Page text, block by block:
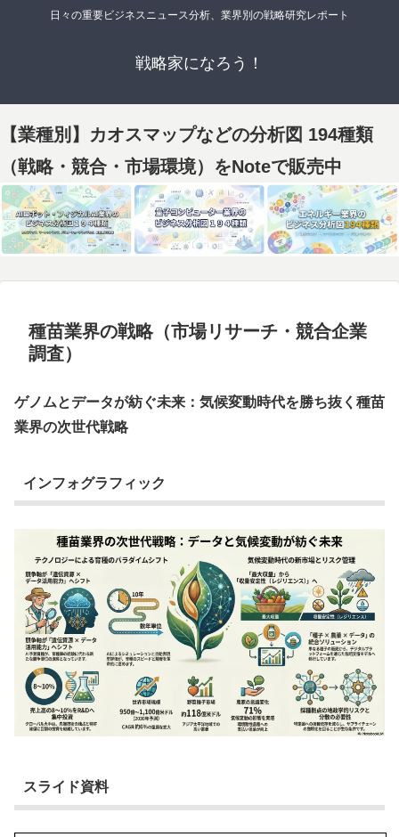
日々の重要ビジネスニュース分析、業界別の戦略研究レポート
戦略家になろう！
【業種別】カオスマップなどの分析図 194種類
（戦略・競合・市場環境）をNoteで販売中
種苗業界の戦略（市場リサーチ・競合企業
調査）
ゲノムとデータが紡ぐ未来：気候変動時代を勝ち抜く種苗
業界の次世代戦略
インフォグラフィック
スライド資料